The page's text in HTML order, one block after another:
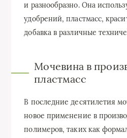
и разнообразно. Она
удобрений, пластмасс,
добавка в различные
Мочевина в
пластмасс
В последние десятилетия
новое применение в
полимеров, таких как